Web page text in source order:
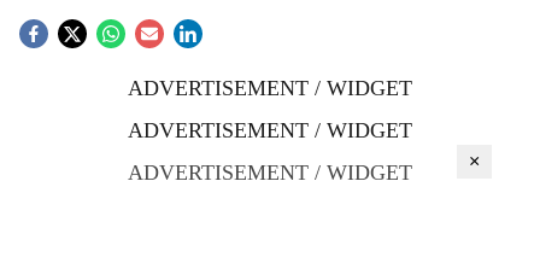
ADVERTISEMENT / WIDGET
ADVERTISEMENT / WIDGET
ADVERTISEMENT / WIDGET
×